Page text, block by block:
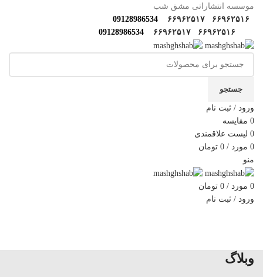
موسسه انتشاراتی مشق شب
۶۶۹۶۲۵۱۶
۶۶۹۶۲۵۱۷
09128986534
۶۶۹۶۲۵۱۶
۶۶۹۶۲۵۱۷ 09128986534
جستجو
ورود / ثبت نام
0 مقایسه
0 لیست علاقمندی
0 مورد /
0 تومان
منو
0 مورد /
0 تومان
ورود / ثبت نام
وبلاگ